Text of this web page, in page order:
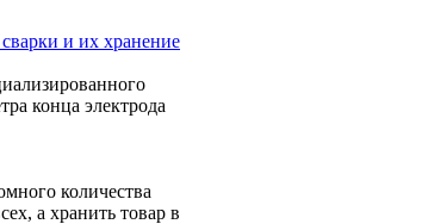
и их хранение
конца электрода
количества
а хранить товар в